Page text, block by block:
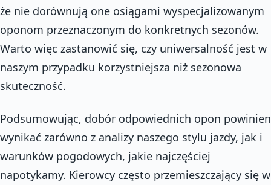
że nie dorównują one osiągami wyspecjalizowanym
oponom przeznaczonym do konkretnych sezonów.
Warto więc zastanowić się, czy uniwersalność jest w
naszym przypadku korzystniejsza niż sezonowa
skuteczność.
Podsumowując, dobór odpowiednich opon powinien
wynikać zarówno z analizy naszego stylu jazdy, jak i
warunków pogodowych, jakie najczęściej
napotykamy. Kierowcy często przemieszczający się w